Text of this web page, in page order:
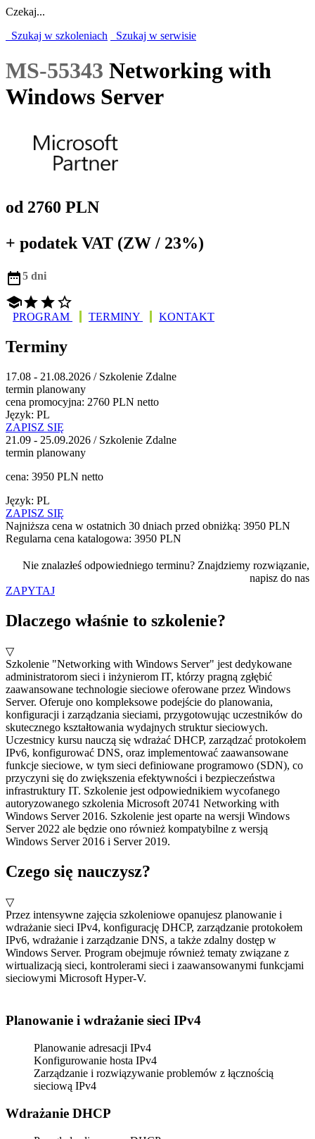
Czekaj...
Szukaj w szkoleniach
Szukaj w serwisie
MS-55343 Networking with
Windows Server
od 2760 PLN
+ podatek VAT (ZW / 23%)
5 dni

PROGRAM TERMINY KONTAKT
Terminy
17.08 - 21.08.2026 / Szkolenie Zdalne
termin planowany
cena promocyjna: 2760 PLN netto
Język: PL
ZAPISZ SIĘ
21.09 - 25.09.2026 / Szkolenie Zdalne
termin planowany
cena: 3950 PLN netto
Język: PL
ZAPISZ SIĘ
Najniższa cena w ostatnich 30 dniach przed obniżką: 3950 PLN
Regularna cena katalogowa: 3950 PLN
Nie znalazłeś odpowiedniego terminu? Znajdziemy rozwiązanie,
napisz do nas
ZAPYTAJ
Dlaczego właśnie to szkolenie?
▽
Szkolenie "Networking with Windows Server" jest dedykowane
administratorom sieci i inżynierom IT, którzy pragną zgłębić
zaawansowane technologie sieciowe oferowane przez Windows
Server. Oferuje ono kompleksowe podejście do planowania,
konfiguracji i zarządzania sieciami, przygotowując uczestników do
skutecznego kształtowania wydajnych struktur sieciowych.
Uczestnicy kursu nauczą się wdrażać DHCP, zarządzać protokołem
IPv6, konfigurować DNS, oraz implementować zaawansowane
funkcje sieciowe, w tym sieci definiowane programowo (SDN), co
przyczyni się do zwiększenia efektywności i bezpieczeństwa
infrastruktury IT. Szkolenie jest odpowiednikiem wycofanego
autoryzowanego szkolenia Microsoft 20741 Networking with
Windows Server 2016. Szkolenie jest oparte na wersji Windows
Server 2022 ale będzie ono również kompatybilne z wersją
Windows Server 2016 i Server 2019.
Czego się nauczysz?
▽
Przez intensywne zajęcia szkoleniowe opanujesz planowanie i
wdrażanie sieci IPv4, konfigurację DHCP, zarządzanie protokołem
IPv6, wdrażanie i zarządzanie DNS, a także zdalny dostęp w
Windows Server. Program obejmuje również tematy związane z
wirtualizacją sieci, kontrolerami sieci i zaawansowanymi funkcjami
sieciowymi Microsoft Hyper-V.
Planowanie i wdrażanie sieci IPv4
Planowanie adresacji IPv4
Konfigurowanie hosta IPv4
Zarządzanie i rozwiązywanie problemów z łącznością
sieciową IPv4
Wdrażanie DHCP